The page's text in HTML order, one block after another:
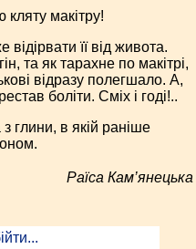
макітру!
її від живота.
та як тарахне по макітрі,
відразу полегшало. А,
боліти. Сміх і годі!..
глини, в якій раніше
Раїса Кам’янецька